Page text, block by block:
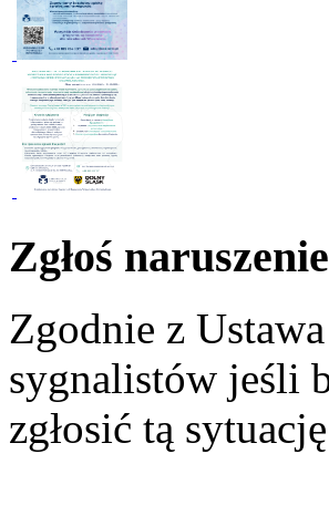
Zgłoś
Zgodnie z
sygnalistów jeśli
zgłosić tą